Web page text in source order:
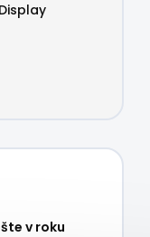
v roku